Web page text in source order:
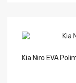
Kia Niro EVA